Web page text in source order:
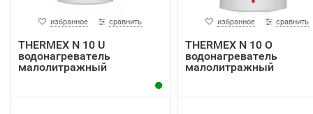
избранное сравнить
THERMEX N 10 U
водонагреватель
малолитражный
избранное сравнить
THERMEX N 10 O
водонагреватель
малолитражный